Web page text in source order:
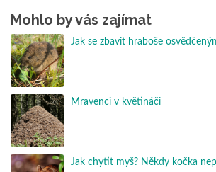
Mohlo by vás zajímat
Jak se zbavit hraboše
Mravenci v květináči
Jak chytit myš? Někdy kočka